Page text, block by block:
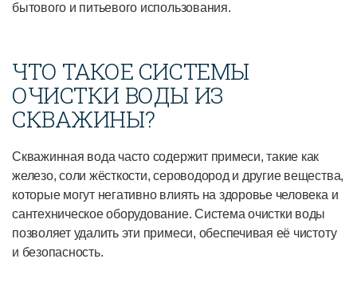
бытового и питьевого использования.
ЧТО ТАКОЕ СИСТЕМЫ
ОЧИСТКИ ВОДЫ ИЗ
СКВАЖИНЫ?
Скважинная вода часто содержит примеси, такие как
железо, соли жёсткости, сероводород и другие вещества,
которые могут негативно влиять на здоровье человека и
сантехническое оборудование. Система очистки воды
позволяет удалить эти примеси, обеспечивая её чистоту
и безопасность.